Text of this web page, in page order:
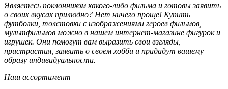
Являетесь поклонником какого-либо фильма и готовы заявить
о своих вкусах прилюдно? Нет ничего проще! Купить
футболки, толстовки с изображениями героев фильмов,
мультфильмов можно в нашем интернет-магазине фигурок и
игрушек. Они помогут вам выразить свои взгляды,
пристрастия, заявить о своем хобби и придадут вашему
образу индивидуальности.
Наш ассортимент